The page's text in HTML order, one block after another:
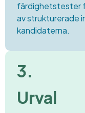
färdighetstester
av strukturerade
kandidaterna.
3.
Urval